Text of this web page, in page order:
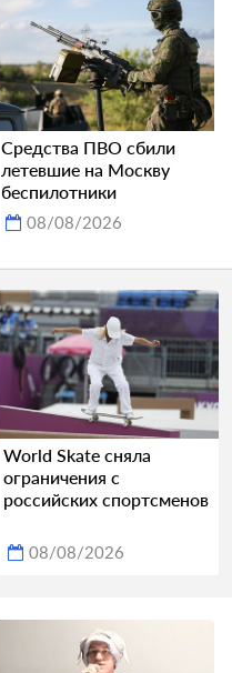
Средства ПВО сбили
летевшие на Москву
беспилотники
08/08/2026
World Skate сняла
ограничения с
российских спортсменов
08/08/2026